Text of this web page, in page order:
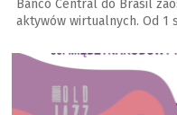
Banco Central do Brasil
aktywów wirtualnych. Od 1
a